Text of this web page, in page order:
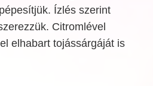
Ízlés szerint
Citromlével
elhabart tojássárgáját is